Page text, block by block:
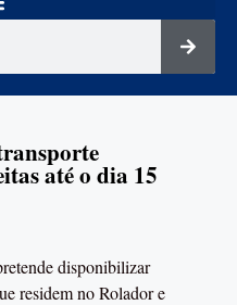
até o dia 15
disponibilizar
residem no Rolador e